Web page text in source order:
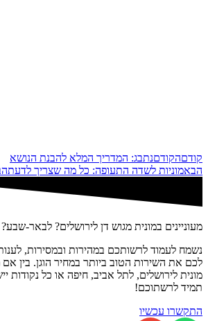
קודםהקודםנתבג: המדריך המלא להבנת הנושא
הבאמוניות לשדה התעופה: כל מה שצריך לדעת
מעוניינים במונית מגוש דן לירושלים? לבאר-
נשמח לעמוד לרשותכם במהירות ובמסירות,
לכם את השירות הטוב ביותר במחיר הוגן. בין אם
מונית לירושלים, לתל אביב, חיפה או כל נקודות
תמיד לרשתוכם!
התקשרו עכשיו